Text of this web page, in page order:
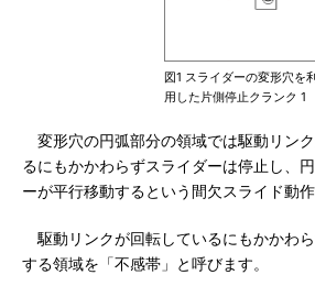
図1 スライダーの変形穴を
用した片側停止クランク 1
変形穴の円弧部分の領域では駆動リン
るにもかかわらずスライダーは停止し、
ーが平行移動するという間欠スライド動作
駆動リンクが回転しているにもかかわ
する領域を「不感帯」と呼びます。